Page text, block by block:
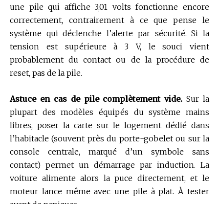
une pile qui affiche 3,01 volts fonctionne encore
correctement, contrairement à ce que pense le
système qui déclenche l’alerte par sécurité. Si la
tension est supérieure à 3 V, le souci vient
probablement du contact ou de la procédure de
reset, pas de la pile.
Astuce en cas de pile complètement vide. Sur la
plupart des modèles équipés du système mains
libres, poser la carte sur le logement dédié dans
l’habitacle (souvent près du porte-gobelet ou sur la
console centrale, marqué d’un symbole sans
contact) permet un démarrage par induction. La
voiture alimente alors la puce directement, et le
moteur lance même avec une pile à plat. À tester